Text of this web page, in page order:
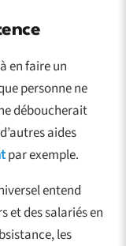
en faire un
personne ne
déboucherait
aides
par exemple.
entend
et des salariés en
les